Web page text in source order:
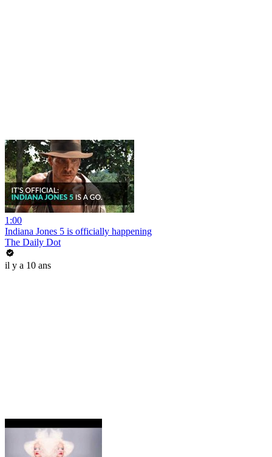
1:00
Indiana Jones 5 is officially happening
The Daily Dot
il y a 10 ans